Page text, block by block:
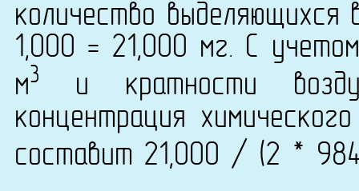
количество
1,000 = 21,000 мг. С
м3
и кратности
концентрация
составит 21,000 / (2 *